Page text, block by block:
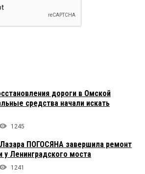
дороги в Омской
средства начали искать
1245
ПОГОСЯНА завершила ремонт
у Ленинградского моста
1241